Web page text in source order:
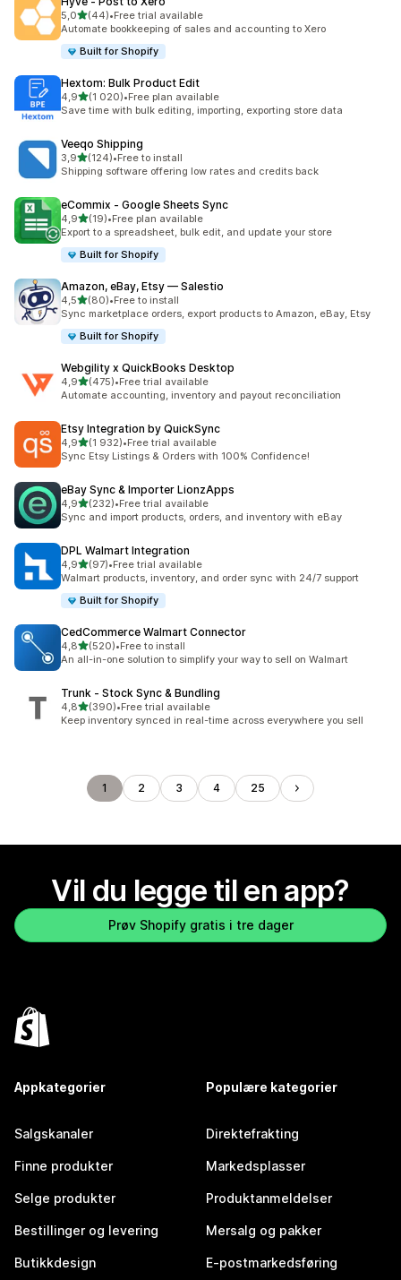
5,0av 5 stjerner
(44)
Totalt 44 omtaler
•Free trial available
Automate bookkeeping of sales and accounting to Xero
Built for Shopify
Hextom: Bulk Product Edit
4,9av 5 stjerner
(1 020)
Totalt 1020 omtaler
•Free plan available
Save time with bulk editing, importing, exporting store data
Veeqo Shipping
3,9av 5 stjerner
(124)
Totalt 124 omtaler
•Free to install
Shipping software offering low rates and credits back
eCommix ‑ Google Sheets Sync
4,9av 5 stjerner
(19)
Totalt 19 omtaler
•Free plan available
Export to a spreadsheet, bulk edit, and update your store
Built for Shopify
Amazon, eBay, Etsy — Salestio
4,5av 5 stjerner
(80)
Totalt 80 omtaler
•Free to install
Sync marketplace orders, export products to Amazon, eBay, Etsy
Built for Shopify
Webgility x QuickBooks Desktop
4,9av 5 stjerner
(475)
Totalt 475 omtaler
•Free trial available
Automate accounting, inventory and payout reconciliation
Etsy Integration by QuickSync
4,9av 5 stjerner
(1 932)
Totalt 1932 omtaler
•Free trial available
Sync Etsy Listings & Orders with 100% Confidence!
eBay Sync & Importer LionzApps
4,9av 5 stjerner
(232)
Totalt 232 omtaler
•Free trial available
Sync and import products, orders, and inventory with eBay
DPL Walmart Integration
4,9av 5 stjerner
(97)
Totalt 97 omtaler
•Free trial available
Walmart products, inventory, and order sync with 24/7 support
Built for Shopify
CedCommerce Walmart Connector
4,8av 5 stjerner
(520)
Totalt 520 omtaler
•Free to install
An all-in-one solution to simplify your way to sell on Walmart
Trunk ‑ Stock Sync & Bundling
4,8av 5 stjerner
(390)
Totalt 390 omtaler
•Free trial available
Keep inventory synced in real-time across everywhere you sell
1 2 3 4 25
Vil du legge til en app?
Prøv Shopify gratis i tre dager
Appkategorier
Salgskanaler
Finne produkter
Selge produkter
Bestillinger og levering
Butikkdesign
Populære kategorier
Direktefrakting
Markedsplasser
Produktanmeldelser
Mersalg og pakker
E-postmarkedsføring